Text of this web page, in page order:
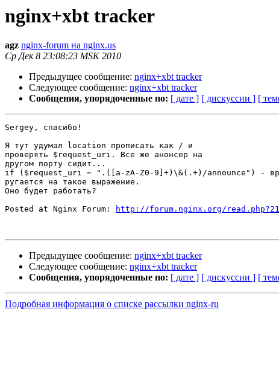
nginx+xbt tracker
agz nginx-forum на nginx.us
Ср Дек 8 23:08:23 MSK 2010
Предыдущее сообщение: nginx+xbt tracker
Следующее сообщение: nginx+xbt tracker
Сообщения, упорядоченные по: [ дате ] [ дискуссии ] [
Sergey, спасибо!
Я тут удумал location прописать как / и
проверять $request_uri. Все же анонсер на
другом порту сидит...
if ($request_uri ~ ".([a-zA-Z0-9]+)\&(.+)/announce") -
ругается на такое выражение.
Оно будет работать?
Posted at Nginx Forum:
http://forum.nginx.org/
Предыдущее сообщение: nginx+xbt tracker
Следующее сообщение: nginx+xbt tracker
Сообщения, упорядоченные по: [ дате ] [ дискуссии ] [
Подробная информация о списке рассылки nginx-ru